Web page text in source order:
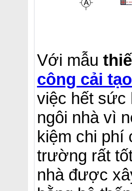
Với mẫu
công cải
việc hết sức
ngôi nhà vì
kiệm chi phí
trường rất
nhà được